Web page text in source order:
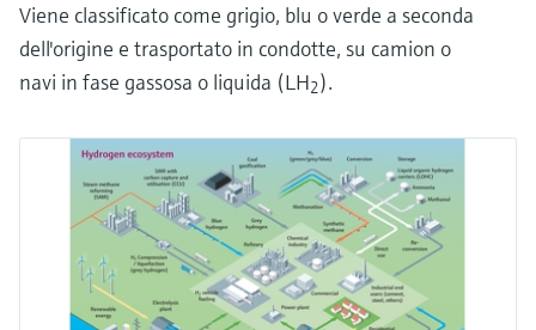
Viene classificato come grigio, blu o verde a seconda
dell'origine e trasportato in condotte, su camion o
navi in fase gassosa o liquida (LH2).